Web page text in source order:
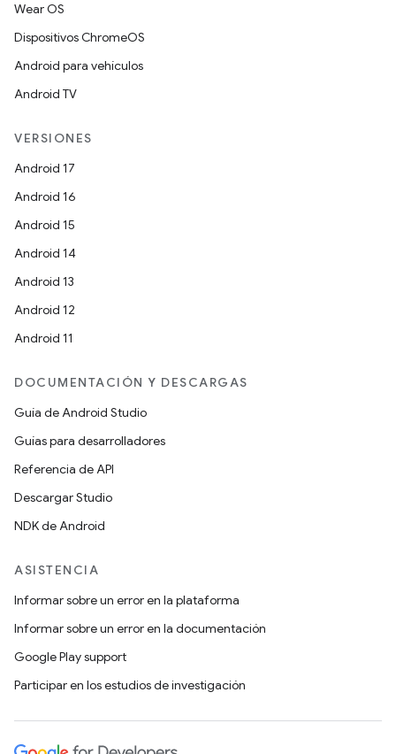
Wear OS
Dispositivos ChromeOS
Android para vehículos
Android TV
VERSIONES
Android 17
Android 16
Android 15
Android 14
Android 13
Android 12
Android 11
DOCUMENTACIÓN Y DESCARGAS
Guía de Android Studio
Guías para desarrolladores
Referencia de API
Descargar Studio
NDK de Android
ASISTENCIA
Informar sobre un error en la plataforma
Informar sobre un error en la documentación
Google Play support
Participar en los estudios de investigación